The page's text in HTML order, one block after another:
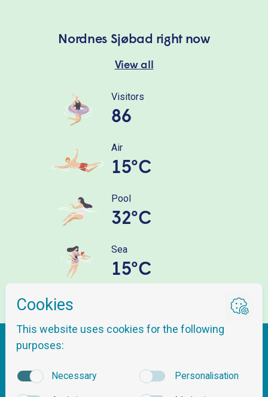
Nordnes Sjøbad right now
View all
Visitors
86
Air
15°C
Pool
32°C
Sea
15°C
Getting here
About Nordnes Sjøbad